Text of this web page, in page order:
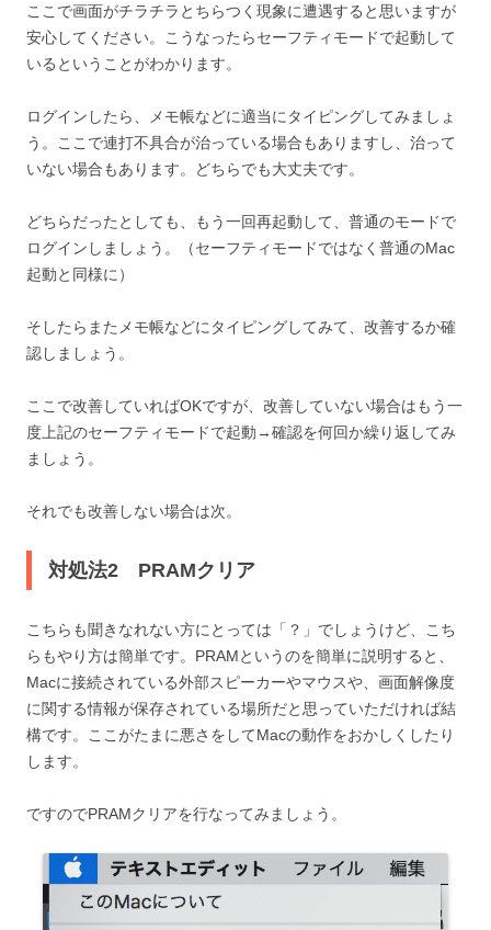
ここで画面がチラチラとちらつく現象に遭遇すると思いますが
安心してください。こうなったらセーフティモードで起動して
いるということがわかります。
ログインしたら、メモ帳などに適当にタイピングしてみましょ
う。ここで連打不具合が治っている場合もありますし、治って
いない場合もあります。どちらでも大丈夫です。
どちらだったとしても、もう一回再起動して、普通のモードで
ログインしましょう。（セーフティモードではなく普通のMac
起動と同様に）
そしたらまたメモ帳などにタイピングしてみて、改善するか確
認しましょう。
ここで改善していればOKですが、改善していない場合はもう一
度上記のセーフティモードで起動→確認を何回か繰り返してみ
ましょう。
それでも改善しない場合は次。
対処法2 PRAMクリア
こちらも聞きなれない方にとっては「？」でしょうけど、こち
らもやり方は簡単です。PRAMというのを簡単に説明すると、
Macに接続されている外部スピーカーやマウスや、画面解像度
に関する情報が保存されている場所だと思っていただければ結
構です。ここがたまに悪さをしてMacの動作をおかしくしたり
します。
ですのでPRAMクリアを行なってみましょう。